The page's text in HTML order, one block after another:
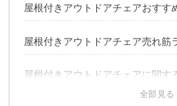
屋根付きアウトドアチェアおすす
屋根付きアウトドアチェア売れ筋
屋根付きアウトドアチェアに関す